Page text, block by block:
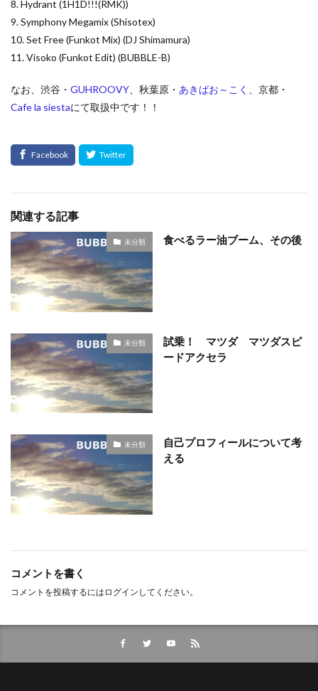
8. Hydrant (1H1D!!!(RMK))
9. Symphony Megamix (Shisotex)
10. Set Free (Funkot Mix) (DJ Shimamura)
11. Visoko (Funkot Edit) (BUBBLE-B)
なお、渋谷・ GUHROOVY 、秋葉原・ あきばお～こく
、京都・
Cafe la siestaにて取扱中です！！
関連する記事
未分類 食べるラー油ブーム、その後
未分類
試乗！ マツダ マツダスピ
ードアクセラ
未分類
自己プロフィールについて考
える
コメントを書く
コメントを投稿するには ログイン してください。